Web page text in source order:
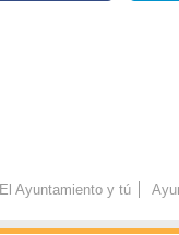
El Ayuntamiento y tú